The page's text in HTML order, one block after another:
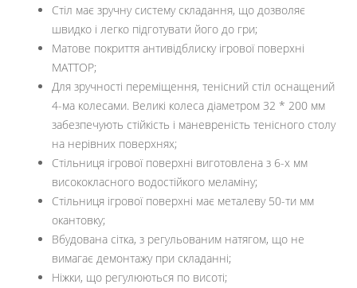
Стіл має зручну систему складання, що дозволяє
швидко і легко підготувати його до гри;
Матове покриття антивідблиску ігрової поверхні
MATTOP;
Для зручності переміщення, тенісний стіл оснащений
4-ма колесами. Великі колеса діаметром 32 * 200 мм
забезпечують стійкість і маневреність тенісного столу
на нерівних поверхнях;
Стільниця ігрової поверхні виготовлена ​​з 6-х мм
висококласного водостійкого меламіну;
Стільниця ігрової поверхні має металеву 50-ти мм
окантовку;
Вбудована сітка, з регульованим натягом, що не
вимагає демонтажу при складанні;
Ніжки, що регулюються по висоті;